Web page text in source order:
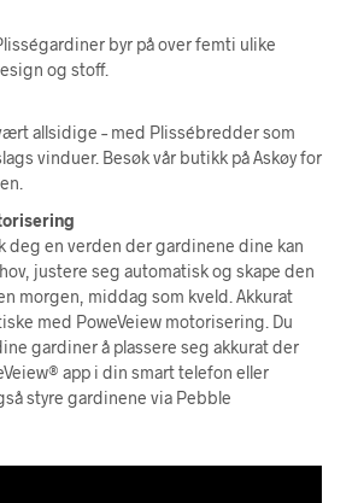
byr på over femti ulike
og stoff.
allsidige – med Plissébredder som
vinduer. Besøk vår butikk på Askøy for
deg en verden der gardinene dine kan
justere seg automatisk og skape den
morgen, middag som kveld. Akkurat
med PoweVeiew motorisering. Du
gardiner å plassere seg akkurat der
app i din smart telefon eller
styre gardinene via Pebble